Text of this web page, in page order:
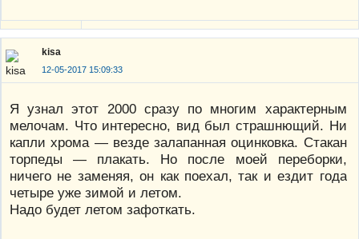
kisa
12-05-2017 15:09:33
Я узнал этот 2000 сразу по многим характерным
мелочам. Что интересно, вид был страшнющий. Ни
капли хрома — везде залапанная оцинковка. Стакан
торпеды — плакать. Но после моей переборки,
ничего не заменяя, он как поехал, так и ездит года
четыре уже зимой и летом.
Надо будет летом зафоткать.